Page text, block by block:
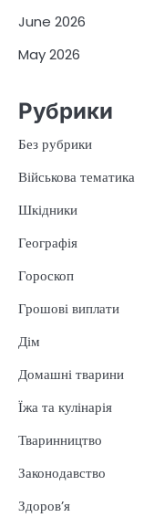
June 2026
May 2026
Рубрики
Без рубрики
Військова тематика
Шкідники
Географія
Гороскоп
Грошові виплати
Дім
Домашні тварини
Їжа та кулінарія
Тваринництво
Законодавство
Здоров’я